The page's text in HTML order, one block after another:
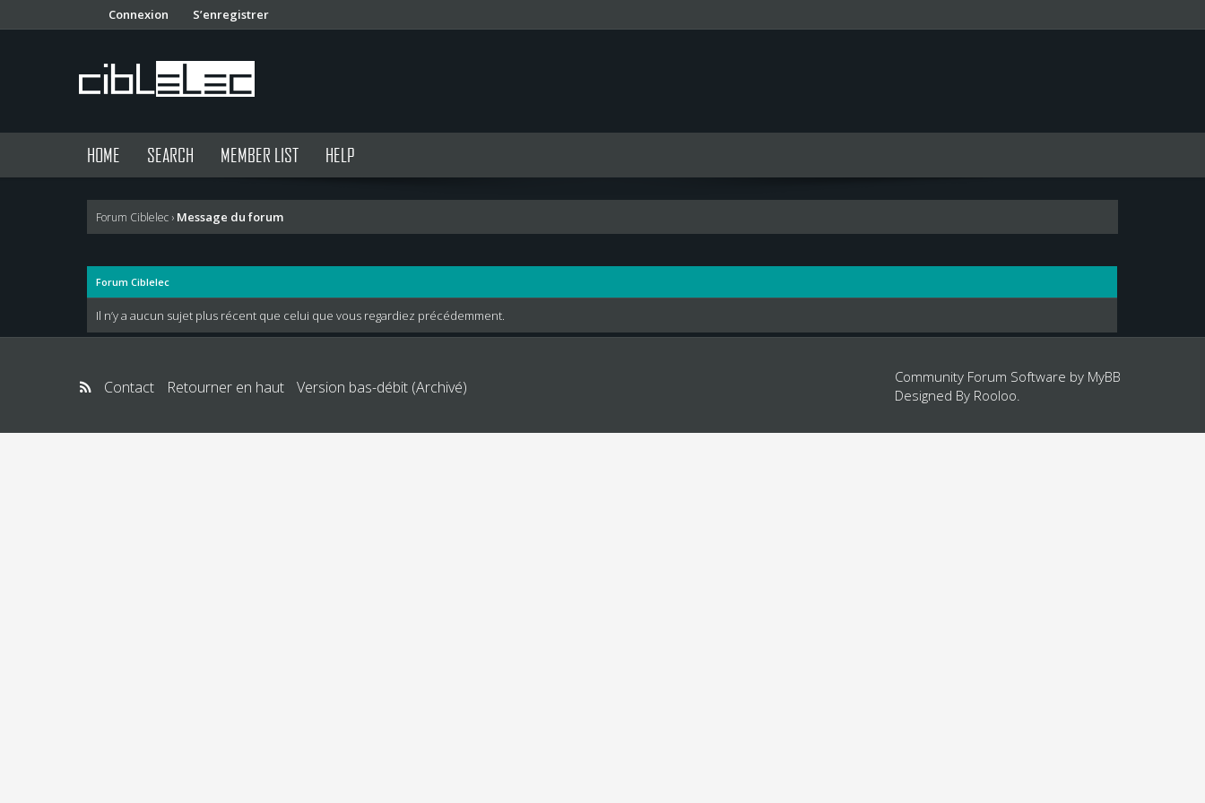
Connexion S’enregistrer
HOME SEARCH MEMBER LIST HELP
Forum Ciblelec › Message du forum
Forum Ciblelec
Il n’y a aucun sujet plus récent que celui que vous regardiez précédemment.
Contact Retourner en haut Version bas-débit (Archivé)
Community Forum Software by MyBB
Designed By Rooloo.